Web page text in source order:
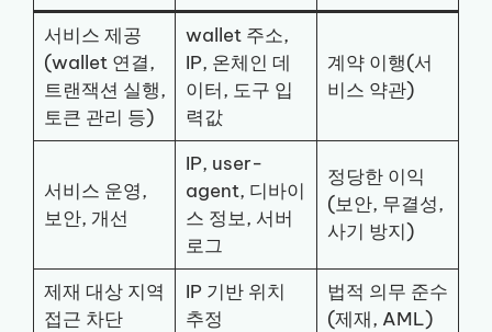
서비스 제공
(wallet 연결,
트랜잭션 실행,
토큰 관리 등)
wallet 주소,
IP, 온체인 데
이터, 도구 입
력값
계약 이행(서
비스 약관)
서비스 운영,
보안, 개선
IP, user-
agent, 디바이
스 정보, 서버
로그
정당한 이익
(보안, 무결성,
사기 방지)
제재 대상 지역
접근 차단
IP 기반 위치
추정
법적 의무 준수
(제재, AML)